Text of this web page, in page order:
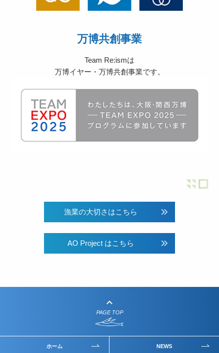
万博共創事業
Team Re:ismは
万博イヤー・万博共創事業です。
漁業の大切さはこちら
AO Project はこちら
keyboard_arrow_up
PAGE TOP
ホーム NEWS